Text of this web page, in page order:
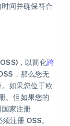
间并确保符合
，以简化跨
，那么您无
如果您位于欧
。但如果您的
家注册
注册 OSS。